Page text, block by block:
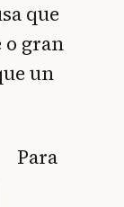
que
o gran
un
Para